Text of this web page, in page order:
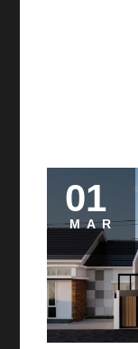
01
MAR